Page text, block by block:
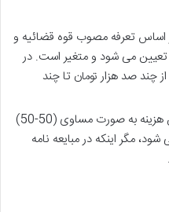
اساس تعرفه مصوب قوه قضائیه و
می شود و متغیر است. در
از چند صد هزار تومان تا چند
بر اساس عرف، این هزینه به صورت مساوی (50-50)
مگر اینکه در مبایعه نامه